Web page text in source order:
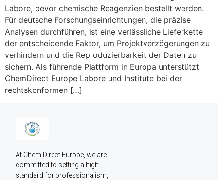
Labore, bevor chemische Reagenzien bestellt werden.
Für deutsche Forschungseinrichtungen, die präzise
Analysen durchführen, ist eine verlässliche Lieferkette
der entscheidende Faktor, um Projektverzögerungen zu
verhindern und die Reproduzierbarkeit der Daten zu
sichern. Als führende Plattform in Europa unterstützt
ChemDirect Europe Labore und Institute bei der
rechtskonformen […]
At Chem Direct Europe, we are
committed to setting a high
standard for professionalism,